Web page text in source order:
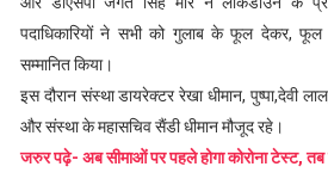
पदाधिकारियों ने सभी को गुलाब के फूल देकर,
सम्मानित किया।
इस दौरान संस्था डायरेक्टर रेखा धीमान, पुष्पा,देवी
और संस्था के महासचिव सैंडी धीमान मौजूद रहे।
जरुर पढ़े- अब सीमाओं पर पहले होगा कोरोना टेस्ट, तब